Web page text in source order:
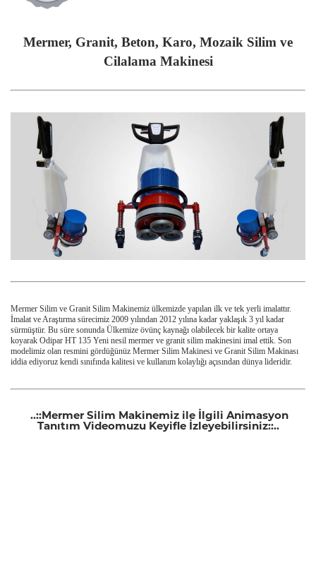
Mermer, Granit, Beton, Karo, Mozaik Silim ve
Cilalama Makinesi
Mermer Silim ve Granit Silim Makinemiz ülkemizde yapılan ilk ve tek yerli imalattır.
İmalat ve Araştırma sürecimiz 2009 yılından 2012 yılına kadar yaklaşık 3 yıl kadar
sürmüştür. Bu süre sonunda Ülkemize övünç kaynağı olabilecek bir kalite ortaya
koyarak Odipar HT 135 Yeni nesil mermer ve granit silim makinesini imal ettik. Son
modelimiz olan resmini gördüğünüz Mermer Silim Makinesi ve Granit Silim Makinası
iddia ediyoruz kendi sınıfında kalitesi ve kullanım kolaylığı açısından dünya lideridir.
..::Mermer Silim Makinemiz ile İlgili Animasyon
Tanıtım Videomuzu Keyifle İzleyebilirsiniz::..